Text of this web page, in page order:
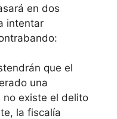
en dos
intentar
que el
una
no existe el delito
la fiscalía